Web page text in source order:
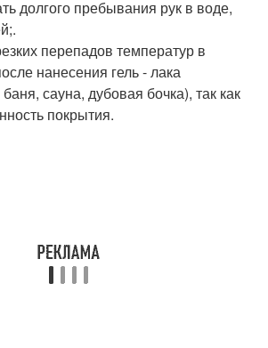
долгого пребывания рук в воде,
перепадов температур в
нанесения гель - лака
сауна, дубовая бочка), так как
покрытия.